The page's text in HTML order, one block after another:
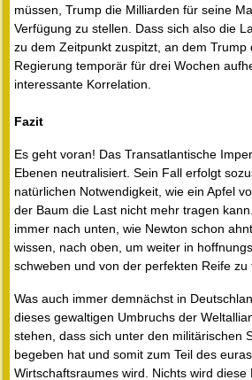
müssen, Trump die Milliarden für seine
Verfügung zu stellen. Dass sich also die
zu dem Zeitpunkt zuspitzt, an dem Trump
Regierung temporär für drei Wochen
interessante Korrelation.
Fazit
Es geht voran! Das Transatlantische
Ebenen neutralisiert. Sein Fall erfolgt
natürlichen Notwendigkeit, wie ein Apfel
der Baum die Last nicht mehr tragen
immer nach unten, wie Newton schon
wissen, nach oben, um weiter in
schweben und von der perfekten Reife zu
Was auch immer demnächst in
dieses gewaltigen Umbruchs der
stehen, dass sich unter den militärischen
begeben hat und somit zum Teil des
Wirtschaftsraumes wird. Nichts wird diese